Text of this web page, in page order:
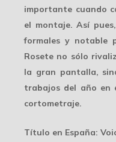
importante cuando
el montaje. Así
formales y notable
Rosete no sólo
la gran pantalla,
trabajos del año en
cortometraje.
Título en España: